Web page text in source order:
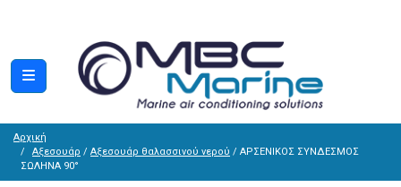
Αρχική
Αξεσουάρ / Αξεσουάρ θαλασσινού νερού / ΑΡΣΕΝΙΚΟΣ ΣΥΝΔΕΣΜΟΣ
ΣΩΛΗΝΑ 90°